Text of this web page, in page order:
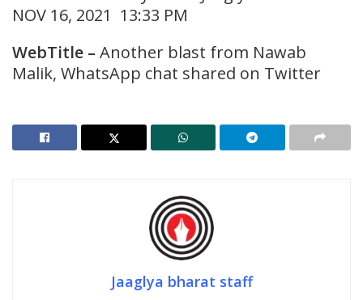
NOV 16, 2021 13:33 PM
WebTitle – Another blast from Nawab
Malik, WhatsApp chat shared on Twitter
Jaaglya bharat staff